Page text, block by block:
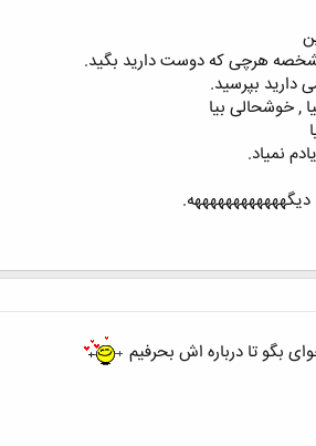
هرچی که دوست دارید بگید.
دارید بپرسید.
, خوشحالی بیا
نمیاد.
بگو تا درباره اش بحرفیم